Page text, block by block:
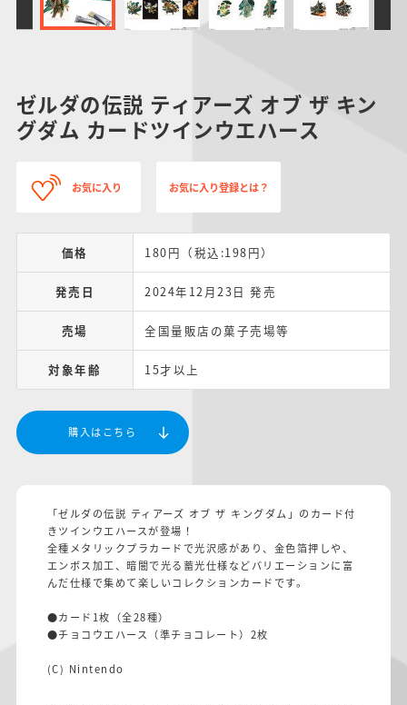
ゼルダの伝説 ティアーズ オブ ザ キン
グダム カードツインウエハース
お気に入り お気に入り登録とは？
価格 180円（税込:198円）
発売日 2024年12月23日 発売
売場 全国量販店の菓子売場等
対象年齢 15才以上
購入はこちら
「ゼルダの伝説 ティアーズ オブ ザ キングダム」のカード付
きツインウエハースが登場！
全種メタリックプラカードで光沢感があり、金色箔押しや、
エンボス加工、暗闇で光る蓄光仕様などバリエーションに富
んだ仕様で集めて楽しいコレクションカードです。
●カード1枚（全28種）
●チョコウエハース（準チョコレート）2枚
(C) Nintendo